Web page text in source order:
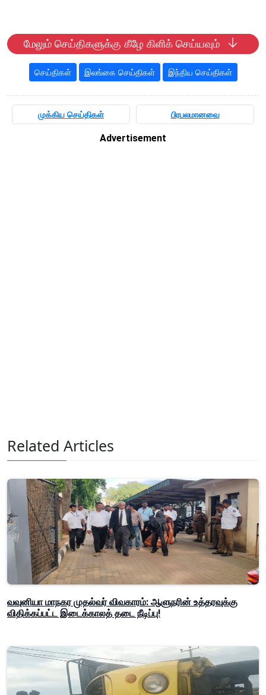
மேலும் செய்திகளுக்கு கீழே கிளிக் செய்யவும்
செய்திகள் இலங்கை செய்திகள் இந்திய செய்திகள்
முக்கிய செய்திகள் பிரபலமானவை
Advertisement
Related Articles
வவுனியா மாநகர முதல்வர் விவகாரம்: ஆளுநரின் உத்தரவுக்கு
விதிக்கப்பட்ட இடைக்காலத் தடை நீடிப்பு!